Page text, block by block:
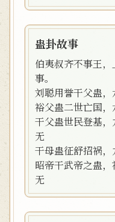
蛊卦故事
伯夷叔齐不事王
事。
刘聪用誉干父蛊，
裕父蛊二世亡国，
干父蛊世民登基，
无
干母蛊征舒招祸，
昭帝干武帝之蛊
无